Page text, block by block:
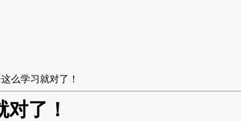
么学习就对了！
了！